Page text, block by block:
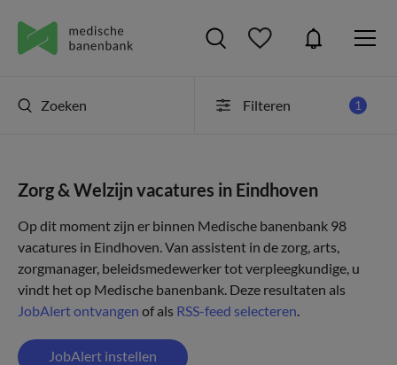
Zoeken Filteren 1
Zorg & Welzijn vacatures in Eindhoven
Op dit moment zijn er binnen Medische banenbank 98
vacatures in Eindhoven. Van assistent in de zorg, arts,
zorgmanager, beleidsmedewerker tot verpleegkundige, u
vindt het op Medische banenbank. Deze resultaten als
JobAlert ontvangen of als RSS-feed selecteren.
JobAlert instellen